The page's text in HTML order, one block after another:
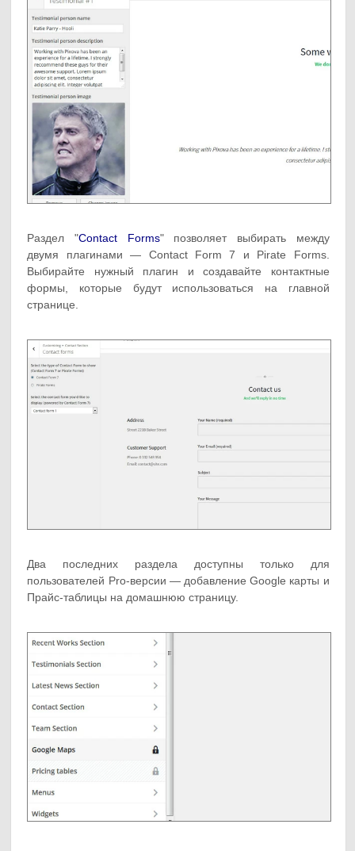
Раздел "Contact Forms" позволяет выбирать между
двумя плагинами — Contact Form 7 и Pirate Forms.
Выбирайте нужный плагин и создавайте контактные
формы, которые будут использоваться на главной
странице.
Два последних раздела доступны только для
пользователей Pro-версии — добавление Google карты и
Прайс-таблицы на домашнюю страницу.